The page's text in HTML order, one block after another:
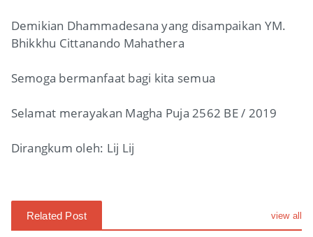
Demikian Dhammadesana yang disampaikan YM.
Bhikkhu Cittanando Mahathera
Semoga bermanfaat bagi kita semua
Selamat merayakan Magha Puja 2562 BE / 2019
Dirangkum oleh: Lij Lij
Related Post view all